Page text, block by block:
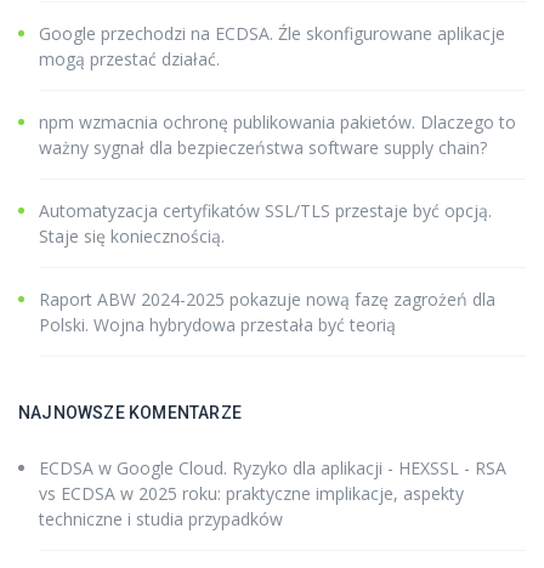
Google przechodzi na ECDSA. Źle skonfigurowane aplikacje
mogą przestać działać.
npm wzmacnia ochronę publikowania pakietów. Dlaczego to
ważny sygnał dla bezpieczeństwa software supply chain?
Automatyzacja certyfikatów SSL/TLS przestaje być opcją.
Staje się koniecznością.
Raport ABW 2024-2025 pokazuje nową fazę zagrożeń dla
Polski. Wojna hybrydowa przestała być teorią
NAJNOWSZE KOMENTARZE
ECDSA w Google Cloud. Ryzyko dla aplikacji - HEXSSL - RSA
vs ECDSA w 2025 roku: praktyczne implikacje, aspekty
techniczne i studia przypadków